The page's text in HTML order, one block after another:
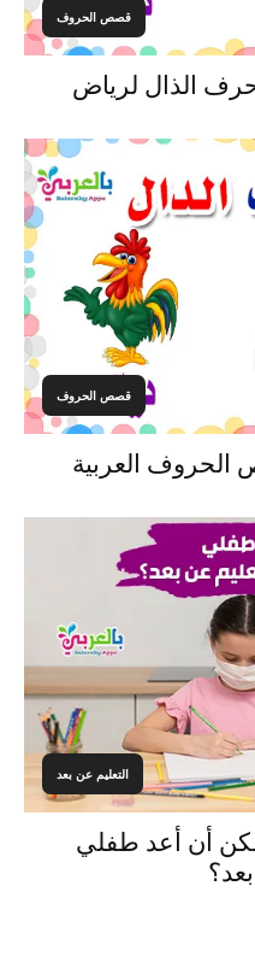
قصص الحروف
الذال لرياض
قصص الحروف
العربية
التعليم عن بعد
أن أعد طفلي